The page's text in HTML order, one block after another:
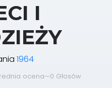
I
1964
ocena—0 Głosów